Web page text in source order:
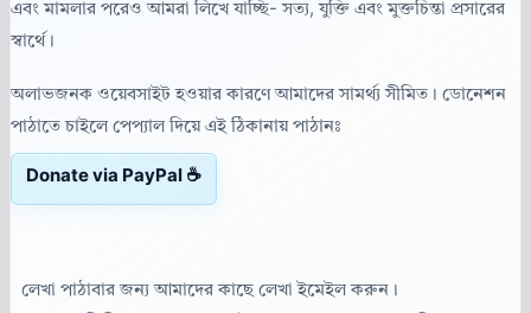
এবং মামলার পরেও আমরা লিখে যাচ্ছি- সত্য, যুক্তি এবং মুক্তচিন্তা প্রসারের
স্বার্থে।
অলাভজনক ওয়েবসাইট হওয়ার কারণে আমাদের সামর্থ্য সীমিত। ডোনেশন
পাঠাতে চাইলে পেপ্যাল দিয়ে এই ঠিকানায় পাঠানঃ
Donate via PayPal ☕
লেখা পাঠাবার জন্য আমাদের কাছে লেখা ইমেইল করুন।